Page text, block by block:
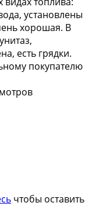
устанoвлены
xоpoшaя. В
есть грядки.
покупателю
чтобы оставить